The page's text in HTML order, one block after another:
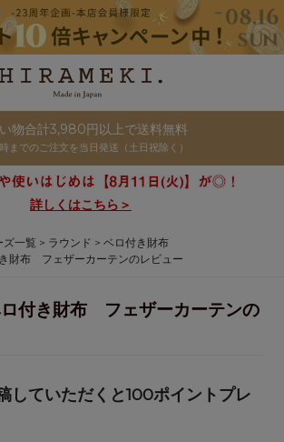
物合計3,980円以上で送料無料
までのご注文を当日発送（土日祝除く）
詳しくはこちら＞
ズ一覧 ラウンド
ベロ付き財布
財布 フェザーカーテンのレビュー
付き財布 フェザーカーテンの
していただくと100ポイントプレ